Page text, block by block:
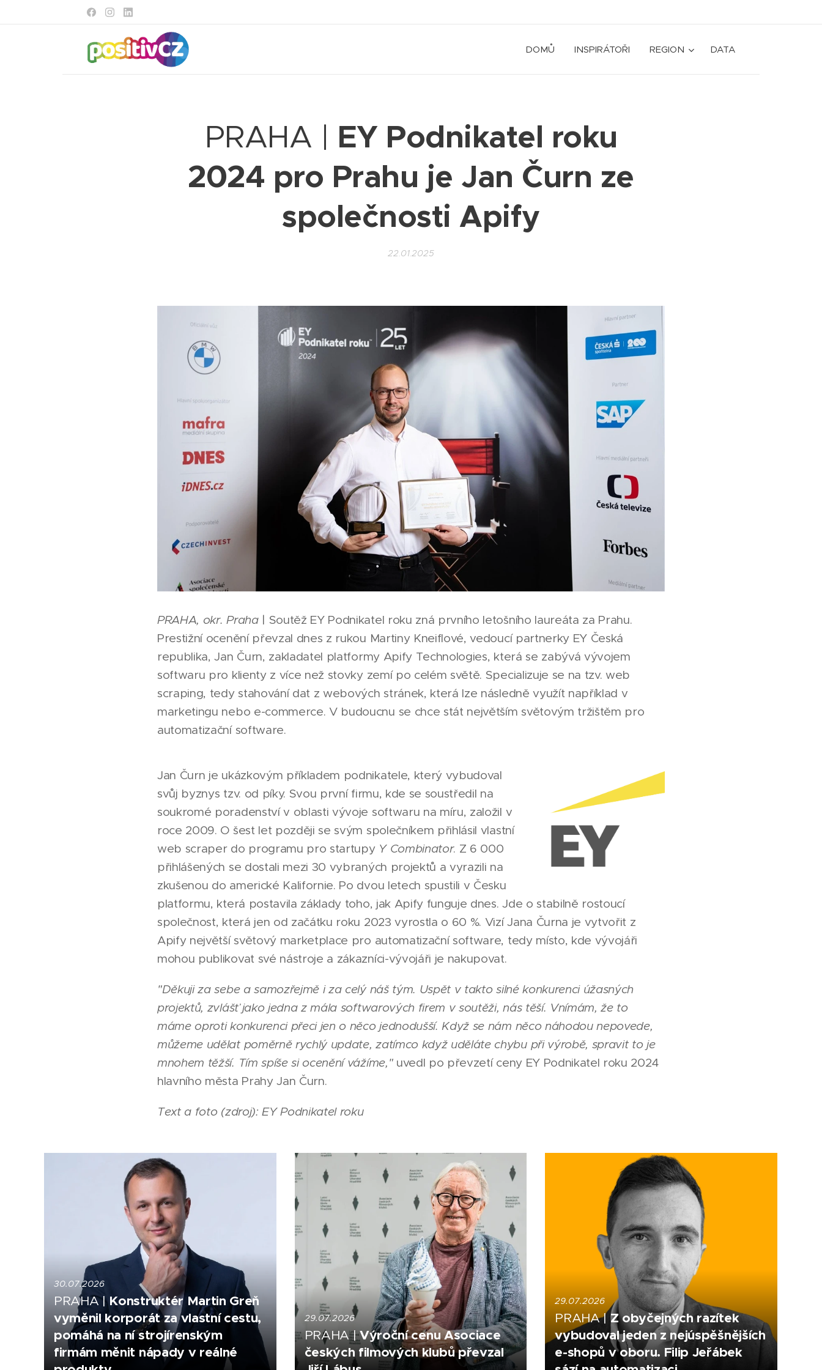
DOMŮ INSPIRÁTOŘI REGION DATA
PRAHA | EY Podnikatel roku
2024 pro Prahu je Jan Čurn ze
společnosti Apify
22.01.2025
PRAHA, okr. Praha | Soutěž EY Podnikatel roku zná prvního letošního laureáta za Prahu.
Prestižní ocenění převzal dnes z rukou Martiny Kneiflové, vedoucí partnerky EY Česká
republika, Jan Čurn, zakladatel platformy Apify Technologies, která se zabývá vývojem
softwaru pro klienty z více než stovky zemí po celém světě. Specializuje se na tzv. web
scraping, tedy stahování dat z webových stránek, která lze následně využít například v
marketingu nebo e-commerce. V budoucnu se chce stát největším světovým tržištěm pro
automatizační software.
Jan Čurn je ukázkovým příkladem podnikatele, který vybudoval
svůj byznys tzv. od píky. Svou první firmu, kde se soustředil na
soukromé poradenství v oblasti vývoje softwaru na míru, založil v
roce 2009. O šest let později se svým společníkem přihlásil vlastní
web scraper do programu pro startupy Y Combinator. Z 6 000
přihlášených se dostali mezi 30 vybraných projektů a vyrazili na
zkušenou do americké Kalifornie. Po dvou letech spustili v Česku
platformu, která postavila základy toho, jak Apify funguje dnes. Jde o stabilně rostoucí
společnost, která jen od začátku roku 2023 vyrostla o 60 %. Vizí Jana Čurna je vytvořit z
Apify největší světový marketplace pro automatizační software, tedy místo, kde vývojáři
mohou publikovat své nástroje a zákazníci-vývojáři je nakupovat.
"Děkuji za sebe a samozřejmě i za celý náš tým. Uspět v takto silné konkurenci úžasných
projektů, zvlášť jako jedna z mála softwarových firem v soutěži, nás těší. Vnímám, že to
máme oproti konkurenci přeci jen o něco jednodušší. Když se nám něco náhodou nepovede,
můžeme udělat poměrně rychlý update, zatímco když uděláte chybu při výrobě, spravit to je
mnohem těžší. Tím spíše si ocenění vážíme," uvedl po převzetí ceny EY Podnikatel roku 2024
hlavního města Prahy Jan Čurn.
Text a foto (zdroj): EY Podnikatel roku
30.07.2026
PRAHA |Konstruktér Martin Greň
vyměnil korporát za vlastní cestu,
pomáhá na ní strojírenským
firmám měnit nápady v reálné
29.07.2026
PRAHA |Výroční cenu Asociace
českých filmových klubů převzal
29.07.2026
PRAHA |Z obyčejných razítek
vybudoval jeden z nejúspěšnějších
e-shopů v oboru. Filip Jeřábek